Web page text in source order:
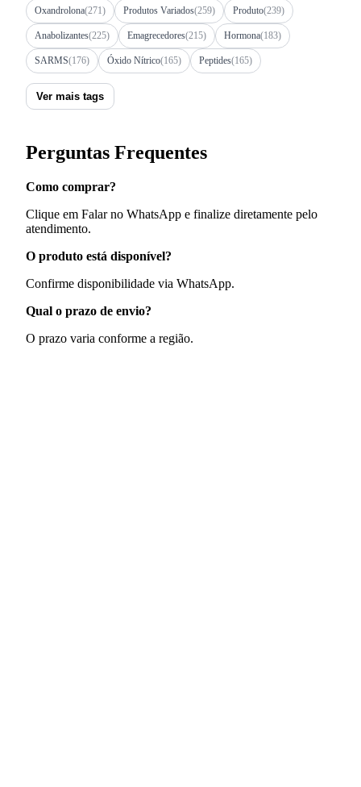
Oxandrolona(271) Produtos Variados(259) Produto(239)
Anabolizantes(225) Emagrecedores(215) Hormona(183)
SARMS(176) Óxido Nítrico(165) Peptides(165)
Ver mais tags
Perguntas Frequentes
Como comprar?
Clique em Falar no WhatsApp e finalize diretamente pelo
atendimento.
O produto está disponível?
Confirme disponibilidade via WhatsApp.
Qual o prazo de envio?
O prazo varia conforme a região.